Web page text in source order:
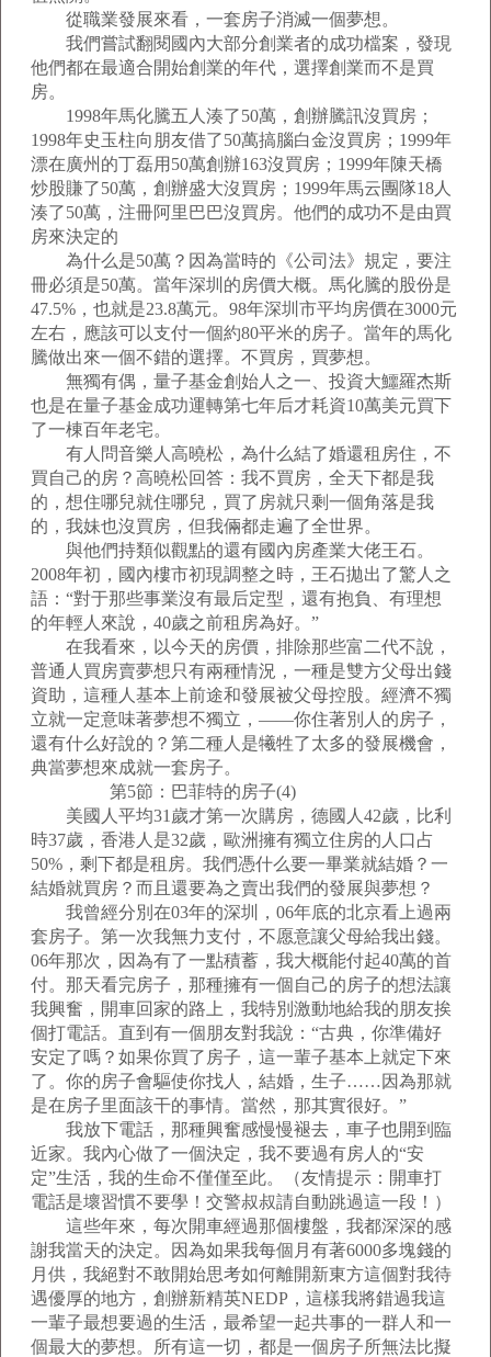
從職業發展來看，一套房子消滅一個夢想。
我們嘗試翻閱國內大部分創業者的成功檔案，發現
他們都在最適合開始創業的年代，選擇創業而不是買
房。
1998年馬化騰五人湊了50萬，創辦騰訊沒買房；
1998年史玉柱向朋友借了50萬搞腦白金沒買房；1999年
漂在廣州的丁磊用50萬創辦163沒買房；1999年陳天橋
炒股賺了50萬，創辦盛大沒買房；1999年馬云團隊18人
湊了50萬，注冊阿里巴巴沒買房。他們的成功不是由買
房來決定的
為什么是50萬？因為當時的《公司法》規定，要注
冊必須是50萬。當年深圳的房價大概。馬化騰的股份是
47.5%，也就是23.8萬元。98年深圳市平均房價在3000元
左右，應該可以支付一個約80平米的房子。當年的馬化
騰做出來一個不錯的選擇。不買房，買夢想。
無獨有偶，量子基金創始人之一、投資大鱷羅杰斯
也是在量子基金成功運轉第七年后才耗資10萬美元買下
了一棟百年老宅。
有人問音樂人高曉松，為什么結了婚還租房住，不
買自己的房？高曉松回答：我不買房，全天下都是我
的，想住哪兒就住哪兒，買了房就只剩一個角落是我
的，我妹也沒買房，但我倆都走遍了全世界。
與他們持類似觀點的還有國內房產業大佬王石。
2008年初，國內樓市初現調整之時，王石拋出了驚人之
語：“對于那些事業沒有最后定型，還有抱負、有理想
的年輕人來說，40歲之前租房為好。”
在我看來，以今天的房價，排除那些富二代不說，
普通人買房賣夢想只有兩種情況，一種是雙方父母出錢
資助，這種人基本上前途和發展被父母控股。經濟不獨
立就一定意味著夢想不獨立，——你住著別人的房子，
還有什么好說的？第二種人是犧牲了太多的發展機會，
典當夢想來成就一套房子。
第5節：巴菲特的房子(4)
美國人平均31歲才第一次購房，德國人42歲，比利
時37歲，香港人是32歲，歐洲擁有獨立住房的人口占
50%，剩下都是租房。我們憑什么要一畢業就結婚？一
結婚就買房？而且還要為之賣出我們的發展與夢想？
我曾經分別在03年的深圳，06年底的北京看上過兩
套房子。第一次我無力支付，不愿意讓父母給我出錢。
06年那次，因為有了一點積蓄，我大概能付起40萬的首
付。那天看完房子，那種擁有一個自己的房子的想法讓
我興奮，開車回家的路上，我特別激動地給我的朋友挨
個打電話。直到有一個朋友對我說：“古典，你準備好
安定了嗎？如果你買了房子，這一輩子基本上就定下來
了。你的房子會驅使你找人，結婚，生子……因為那就
是在房子里面該干的事情。當然，那其實很好。”
我放下電話，那種興奮感慢慢褪去，車子也開到臨
近家。我內心做了一個決定，我不要過有房人的“安
定”生活，我的生命不僅僅至此。（友情提示：開車打
電話是壞習慣不要學！交警叔叔請自動跳過這一段！）
這些年來，每次開車經過那個樓盤，我都深深的感
謝我當天的決定。因為如果我每個月有著6000多塊錢的
月供，我絕對不敢開始思考如何離開新東方這個對我待
遇優厚的地方，創辦新精英NEDP，這樣我將錯過我這
一輩子最想要過的生活，最希望一起共事的一群人和一
個最大的夢想。所有這一切，都是一個房子所無法比擬